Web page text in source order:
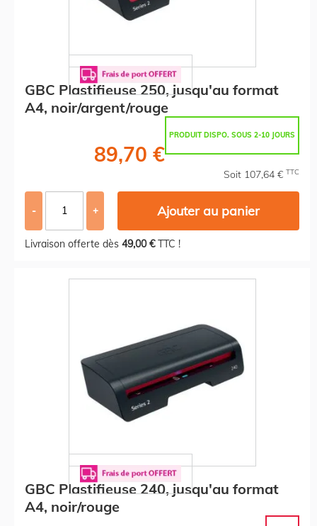
GBC Plastifieuse 250, jusqu'au format
A4, noir/argent/rouge
PRODUIT DISPO. SOUS 2-10 JOURS
89,70 €
Soit 107,64 € TTC
- + Ajouter au panier
Livraison offerte dès 49,00 €TTC !
GBC Plastifieuse 240, jusqu'au format
A4, noir/rouge